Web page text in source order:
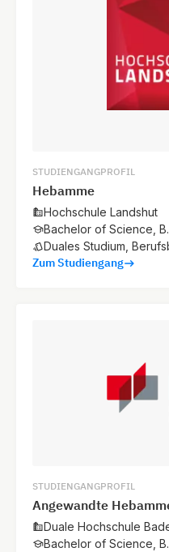
STUDIENGANGPROFIL
Hebamme
Hochschule Landshut
Bachelor of Science,
Duales Studium,
Zum Studiengang
STUDIENGANGPROFIL
Angewandte
Duale Hochschule
Bachelor of Science,